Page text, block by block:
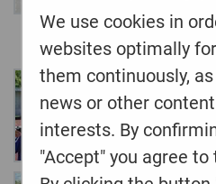
We use cookies in
websites optimally
them continuously,
news or other
interests. By
"Accept" you agree